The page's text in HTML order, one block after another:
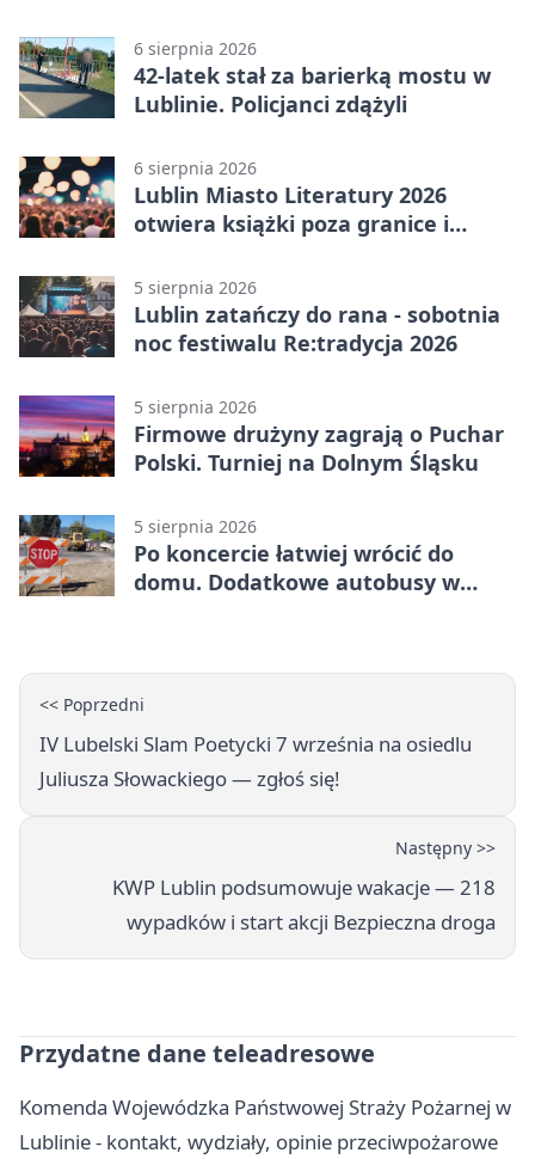
6 sierpnia 2026
42-latek stał za barierką mostu w
Lublinie. Policjanci zdążyli
6 sierpnia 2026
Lublin Miasto Literatury 2026
otwiera książki poza granice i
5 sierpnia 2026
Lublin zatańczy do rana - sobotnia
noc festiwalu Re:tradycja 2026
5 sierpnia 2026
Firmowe drużyny zagrają o Puchar
Polski. Turniej na Dolnym Śląsku
5 sierpnia 2026
Po koncercie łatwiej wrócić do
domu. Dodatkowe autobusy w
<< Poprzedni
IV Lubelski Slam Poetycki 7 września na osiedlu
Juliusza Słowackiego — zgłoś się!
Następny >>
KWP Lublin podsumowuje wakacje — 218
wypadków i start akcji Bezpieczna droga
Przydatne dane teleadresowe
Komenda Wojewódzka Państwowej Straży Pożarnej w
Lublinie - kontakt, wydziały, opinie przeciwpożarowe